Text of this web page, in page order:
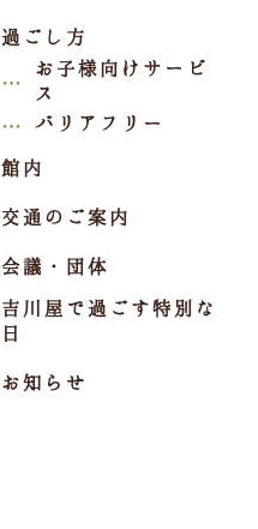
過ごし方
お子様向けサービ
ス
バリアフリー
館内
交通のご案内
会議・団体
吉川屋で過ごす特別な
日
お知らせ